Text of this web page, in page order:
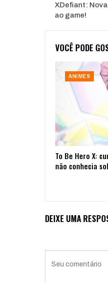
XDefiant:
ao game!
VOCÊ PODE
ANIMES
To Be Hero X:
não conhecia
DEIXE UMA